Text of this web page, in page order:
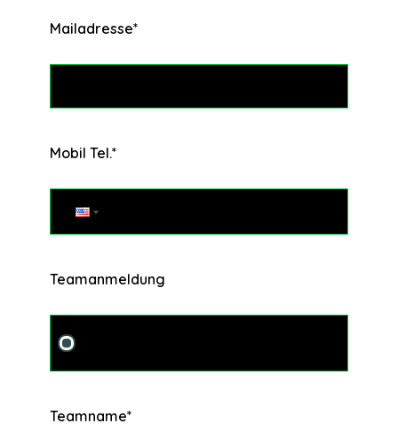
Mailadresse*
Mobil Tel.*
Teamanmeldung
Teamname*